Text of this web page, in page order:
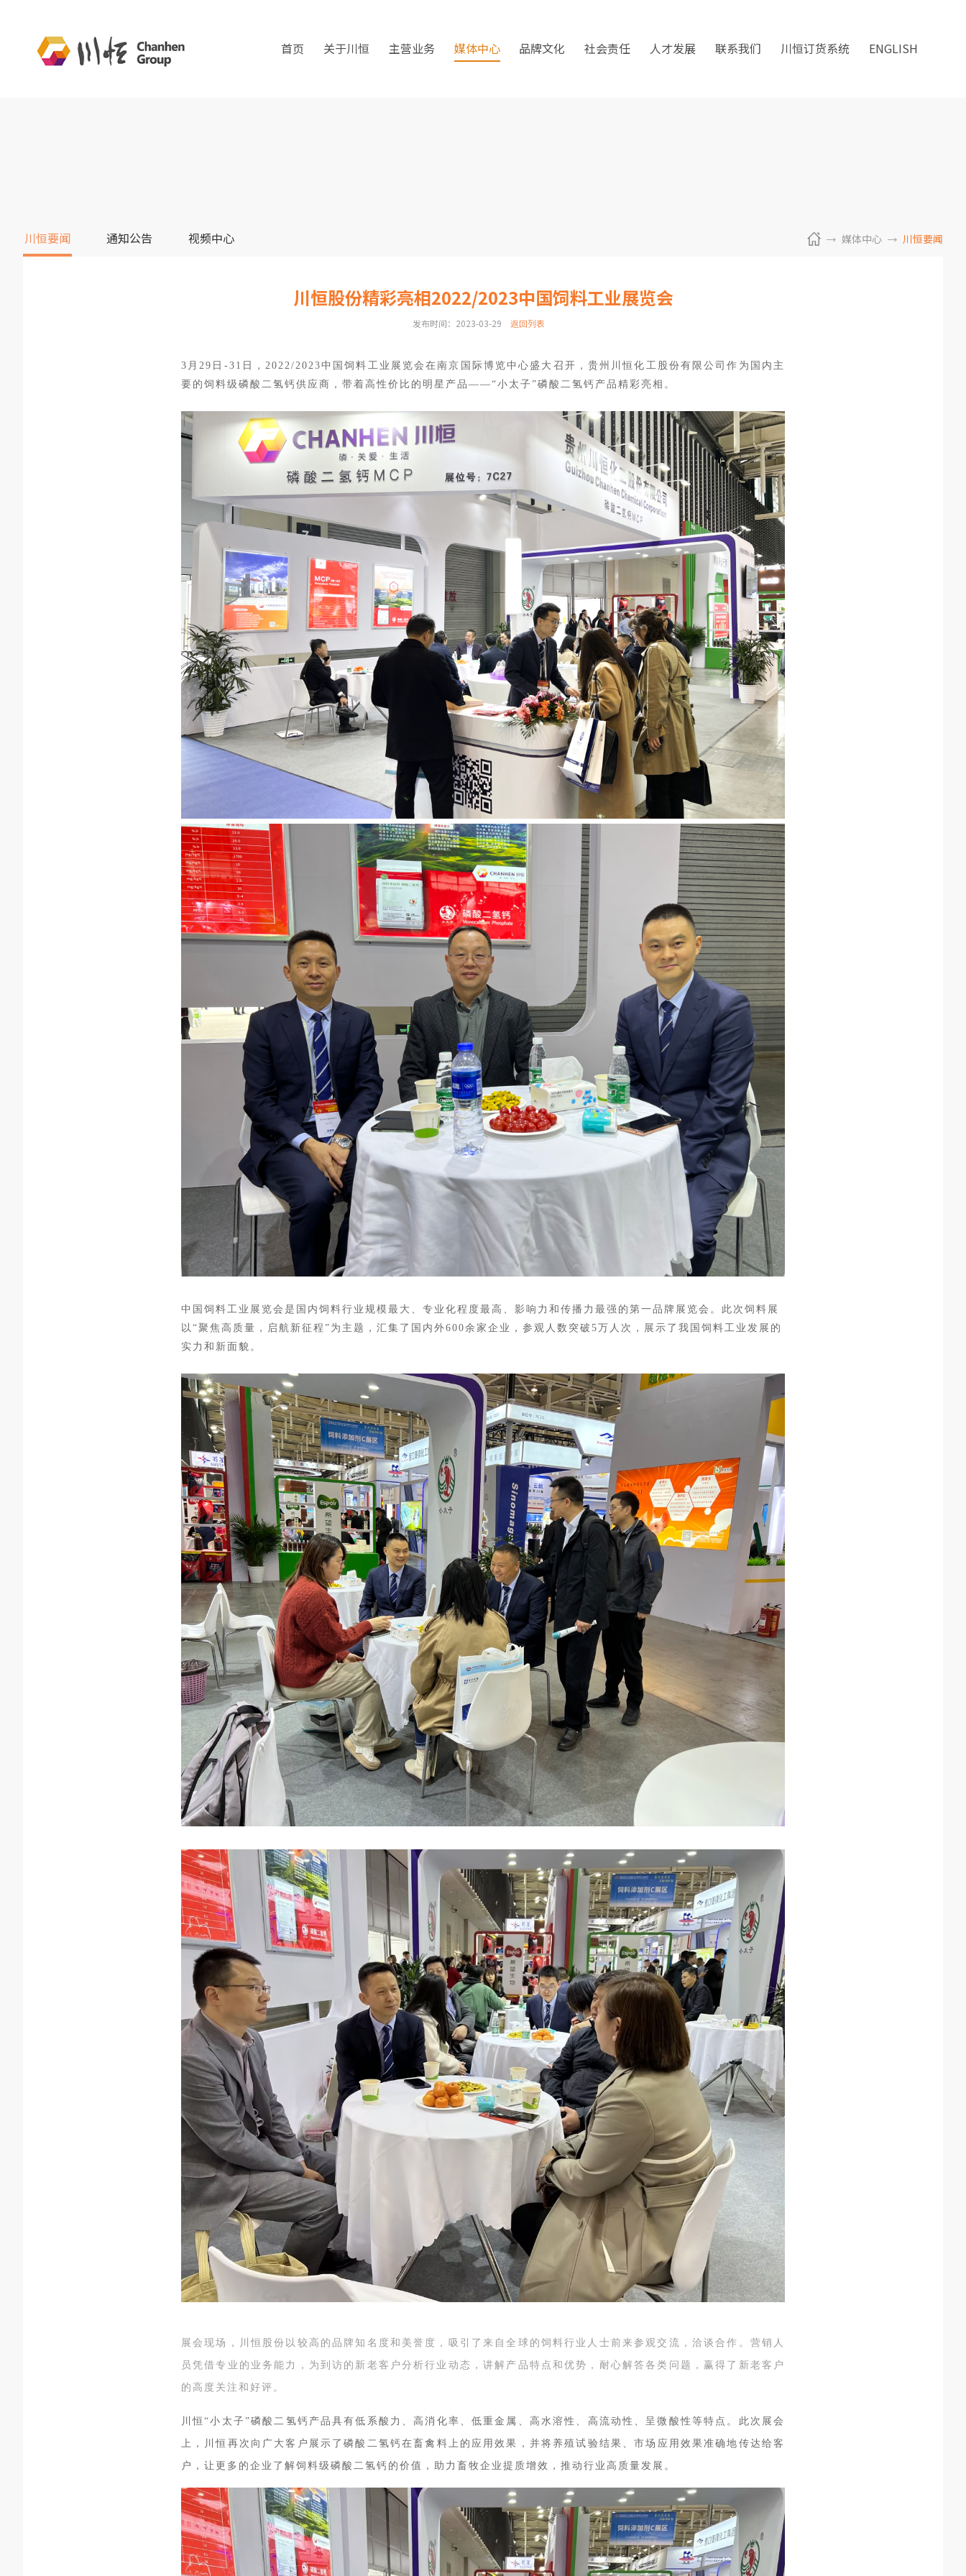
首页 关于川恒 主营业务 媒体中心 品牌文化 社会责任 人才发展 联系我们 川恒订货系统 ENGLISH
川恒要闻 通知公告 视频中心 媒体中心 川恒要闻
川恒股份精彩亮相2022/2023中国饲料工业展览会
发布时间：2023-03-29 返回列表
3月29日-31日，2022/2023中国饲料工业展览会在南京国际博览中心盛大召开，贵州川恒化工股份有限公司作为国内主
要的饲料级磷酸二氢钙供应商，带着高性价比的明星产品——“小 太子”磷酸二氢钙产品精彩亮相。
中国饲料工业展览会是国内饲料行业规模最大、专业化程度最高、影响力和传播力最强的第一品牌展览会。此次饲料展
以“聚焦高质量，启航新征程”为主题，汇集了国内外600余家企业，参观人数突破5万人次，展示了我国饲料工业发展的
实力和新面貌。
展会现场，川恒股份以较高的品牌知名度和美誉度，吸引了来自全球的饲料行业人士前来参观交流，洽谈合作。营销人
员凭借专业的业务能力，为到访的新老客户分析行业动态，讲解产品特点和优势，耐心解答各类问题，赢得了新老客户
的高度关注和好评 。
川恒“小太子”磷酸二氢钙产品具有低系酸 力、高消化率、低重金属、高水溶性、高流动性、呈微酸性等特点 。 此次展会
上， 川恒 再次向广大客户 展示了磷酸二氢钙在畜禽料上的应用效果， 并将养殖试验结果、市场应用效果准确地传达给客
户，让更多 的 企业 了解饲料级磷酸二氢钙 的 价值，助力畜牧企业提质增效，推动行业高质量发展。